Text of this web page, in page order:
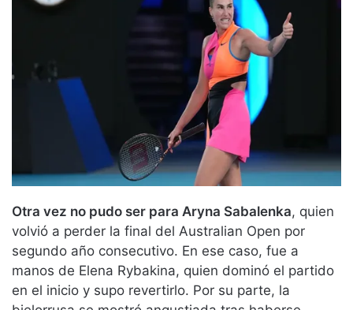
Otra vez no pudo ser para Aryna Sabalenka, quien
volvió a perder la final del Australian Open por
segundo año consecutivo. En ese caso, fue a
manos de Elena Rybakina, quien dominó el partido
en el inicio y supo revertirlo. Por su parte, la